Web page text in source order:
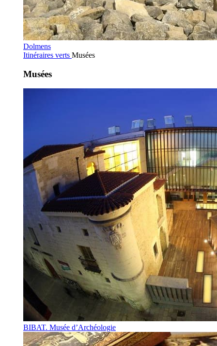
Dolmens
Itinéraires verts Musées
Musées
BIBAT. Musée d’Archéologie